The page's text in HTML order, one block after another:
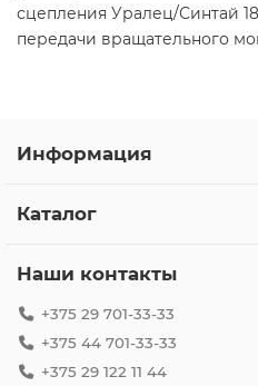
сцепления Уралец/Синтай
передачи вращательного
Информация
Каталог
Наши контакты
+375 29 701-33-33
+375 44 701-33-33
+375 29 122 11 44